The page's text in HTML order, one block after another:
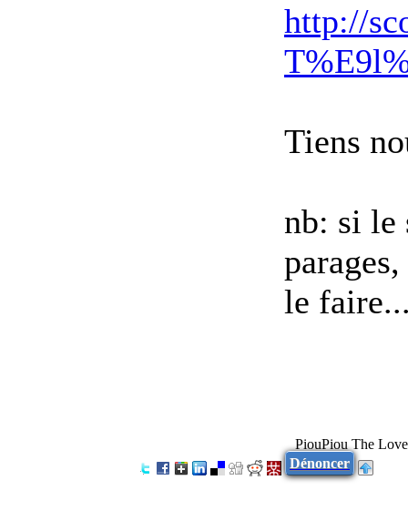
http://
Tiens
nb: si le
le
PiouPiou The
Dénoncer